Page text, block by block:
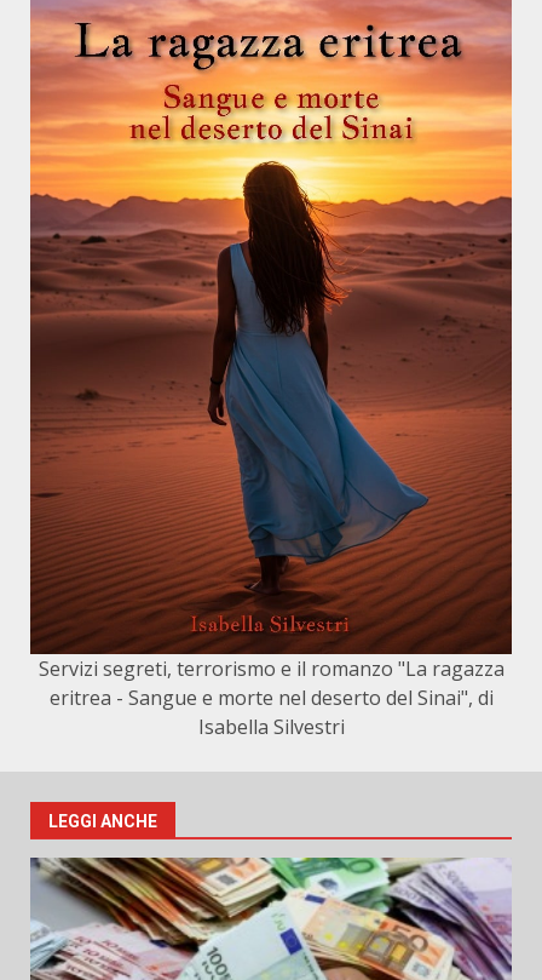
Servizi segreti, terrorismo e il romanzo "La ragazza
eritrea - Sangue e morte nel deserto del Sinai", di
Isabella Silvestri
LEGGI ANCHE